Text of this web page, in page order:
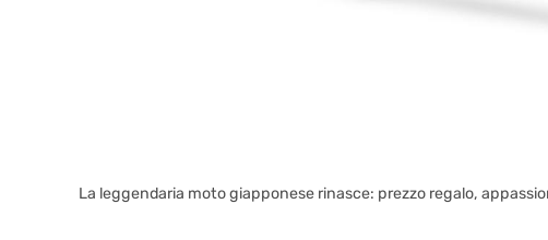
La leggendaria moto giapponese rinasce: prezzo regalo,